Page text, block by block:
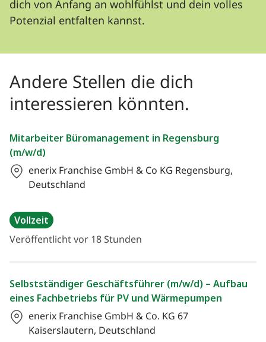
dich von Anfang an wohlfühlst und dein volles
Potenzial entfalten kannst.
Andere Stellen die dich
interessieren könnten.
Mitarbeiter Büromanagement in Regensburg
(m/w/d)
enerix Franchise GmbH & Co KG Regensburg,
Deutschland
Vollzeit
Veröffentlicht vor 18 Stunden
Selbstständiger Geschäftsführer (m/w/d) – Aufbau
eines Fachbetriebs für PV und Wärmepumpen
enerix Franchise GmbH & Co. KG 67
Kaiserslautern, Deutschland